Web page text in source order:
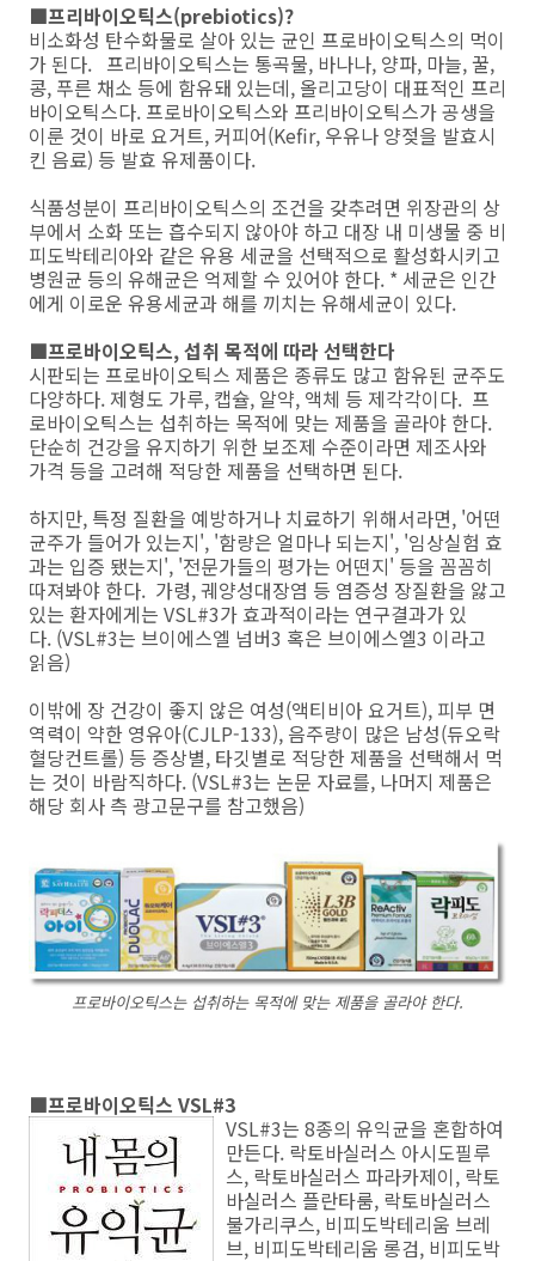
■프리바이오틱스(prebiotics)?
비소화성 탄수화물로 살아 있는 균인 프로바이오틱스의 먹이
가 된다. 프리바이오틱스는 통곡물, 바나나, 양파, 마늘, 꿀,
콩, 푸른 채소 등에 함유돼 있는데, 올리고당이 대표적인 프리
바이오틱스다. 프로바이오틱스와 프리바이오틱스가 공생을
이룬 것이 바로 요거트, 커피어(Kefir, 우유나 양젖을 발효시
킨 음료) 등 발효 유제품이다.
식품성분이 프리바이오틱스의 조건을 갖추려면 위장관의 상
부에서 소화 또는 흡수되지 않아야 하고 대장 내 미생물 중 비
피도박테리아와 같은 유용 세균을 선택적으로 활성화시키고
병원균 등의 유해균은 억제할 수 있어야 한다. * 세균은 인간
에게 이로운 유용세균과 해를 끼치는 유해세균이 있다.
■프로바이오틱스, 섭취 목적에 따라 선택한다
시판되는 프로바이오틱스 제품은 종류도 많고 함유된 균주도
다양하다. 제형도 가루, 캡슐, 알약, 액체 등 제각각이다. 프
로바이오틱스는 섭취하는 목적에 맞는 제품을 골라야 한다.
단순히 건강을 유지하기 위한 보조제 수준이라면 제조사와
가격 등을 고려해 적당한 제품을 선택하면 된다.
하지만, 특정 질환을 예방하거나 치료하기 위해서라면, '어떤
균주가 들어가 있는지', '함량은 얼마나 되는지', '임상실험 효
과는 입증 됐는지', '전문가들의 평가는 어떤지' 등을 꼼꼼히
따져봐야 한다. 가령, 궤양성대장염 등 염증성 장질환을 앓고
있는 환자에게는 VSL#3가 효과적이라는 연구결과가 있
다. (VSL#3는 브이에스엘 넘버3 혹은 브이에스엘3 이라고
읽음)
이밖에 장 건강이 좋지 않은 여성(액티비아 요거트), 피부 면
역력이 약한 영유아(CJLP-133), 음주량이 많은 남성(듀오락
혈당컨트롤) 등 증상별, 타깃별로 적당한 제품을 선택해서 먹
는 것이 바람직하다. (VSL#3는 논문 자료를, 나머지 제품은
해당 회사 측 광고문구를 참고했음)
프로바이오틱스는 섭취하는 목적에 맞는 제품을 골라야 한다.
■프로바이오틱스 VSL#3
VSL#3는 8종의 유익균을 혼합하여
만든다. 락토바실러스 아시도필루
스, 락토바실러스 파라카제이, 락토
바실러스 플란타룸, 락토바실러스
불가리쿠스, 비피도박테리움 브레
브, 비피도박테리움 롱검, 비피도박